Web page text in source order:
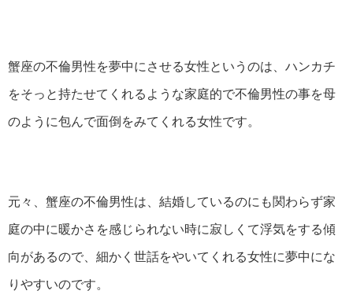
蟹座の不倫男性を夢中にさせる女性というのは、ハンカチ
をそっと持たせてくれるような家庭的で不倫男性の事を母
のように包んで面倒をみてくれる女性です。
元々、蟹座の不倫男性は、結婚しているのにも関わらず家
庭の中に暖かさを感じられない時に寂しくて浮気をする傾
向があるので、細かく世話をやいてくれる女性に夢中にな
りやすいのです。